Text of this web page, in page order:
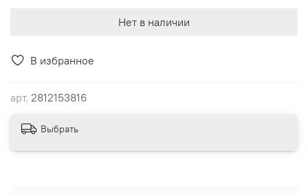
В избранное
арт. 2812153816
Нет в наличии
Выбрать